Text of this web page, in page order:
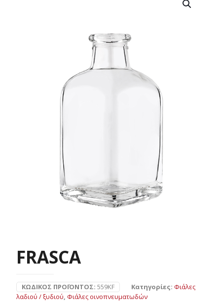
FRASCA
ΚΩΔΙΚΌΣ ΠΡΟΪΌΝΤΟΣ: 559KF Κατηγορίες: Φιάλες
λαδιού / ξυδιού, Φιάλες οινοπνευματωδών